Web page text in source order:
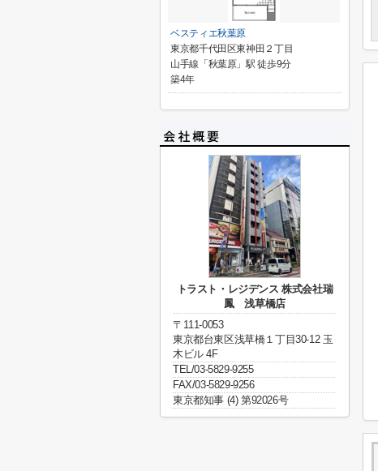
ベスティエ秋葉原
東京都千代田区東神田２丁目
山手線「秋葉原」駅 徒歩9分
築4年
トラスト・レジデンス 株式会社瑞
鳳 浅草橋店
〒111-0053
東京都台東区浅草橋１丁目30-12 玉
木ビル 4F
TEL/03-5829-9255
FAX/03-5829-9256
東京都知事 (4) 第92026号